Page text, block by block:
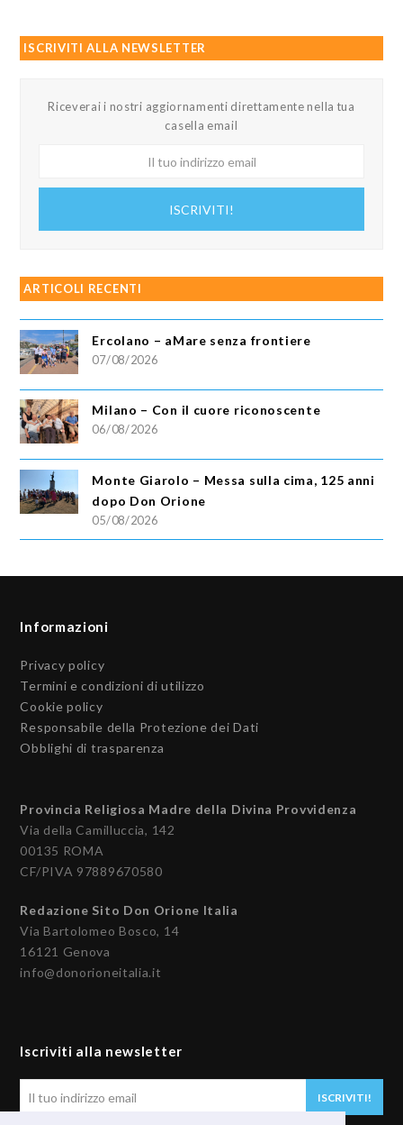
ISCRIVITI ALLA NEWSLETTER
Riceverai i nostri aggiornamenti direttamente nella tua
casella email
ISCRIVITI!
ARTICOLI RECENTI
Ercolano – aMare senza frontiere
07/08/2026
Milano – Con il cuore riconoscente
06/08/2026
Monte Giarolo – Messa sulla cima, 125 anni
dopo Don Orione
05/08/2026
Informazioni
Privacy policy
Termini e condizioni di utilizzo
Cookie policy
Responsabile della Protezione dei Dati
Obblighi di trasparenza
Provincia Religiosa Madre della Divina Provvidenza
Via della Camilluccia, 142
00135 ROMA
CF/PIVA 97889670580
Redazione Sito Don Orione Italia
Via Bartolomeo Bosco, 14
16121 Genova
info@donorioneitalia.it
Iscriviti alla newsletter
ISCRIVITI!